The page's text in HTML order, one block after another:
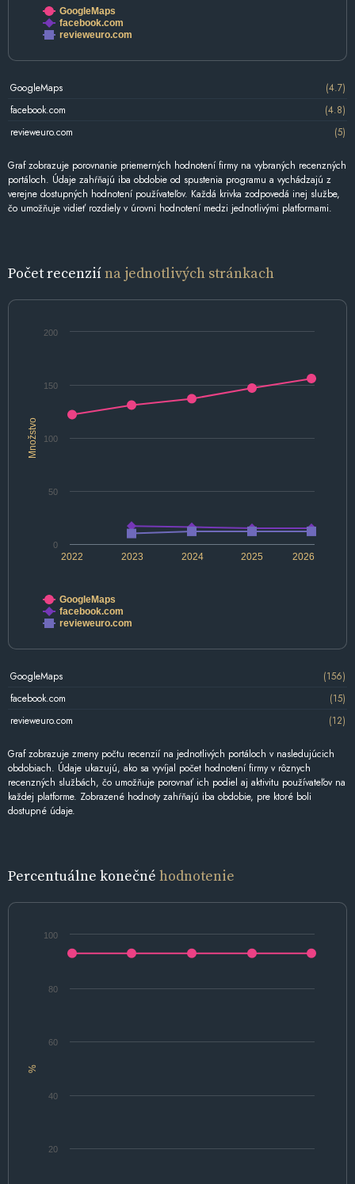
GoogleMaps
facebook.com
revieweuro.com
GoogleMaps
(4.7)
facebook.com
(4.8)
revieweuro.com
(5)
Graf zobrazuje porovnanie priemerných hodnotení firmy na vybraných recenzných
portáloch. Údaje zahŕňajú iba obdobie od spustenia programu a vychádzajú z
verejne dostupných hodnotení používateľov. Každá krivka zodpovedá inej službe,
čo umožňuje vidieť rozdiely v úrovni hodnotení medzi jednotlivými platformami.
Počet recenziína jednotlivých stránkach
Množstvo
2022 2024 2026
2023 2025
0
50
100
150
200
GoogleMaps
facebook.com
revieweuro.com
GoogleMaps
(156)
facebook.com
(15)
revieweuro.com
(12)
Graf zobrazuje zmeny počtu recenzií na jednotlivých portáloch v nasledujúcich
obdobiach. Údaje ukazujú, ako sa vyvíjal počet hodnotení firmy v rôznych
recenzných službách, čo umožňuje porovnať ich podiel aj aktivitu používateľov na
každej platforme. Zobrazené hodnoty zahŕňajú iba obdobie, pre ktoré boli
dostupné údaje.
Percentuálne konečné hodnotenie
%
20
40
60
80
100